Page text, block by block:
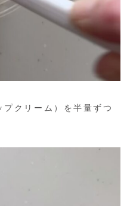
プクリーム） を半量ずつ